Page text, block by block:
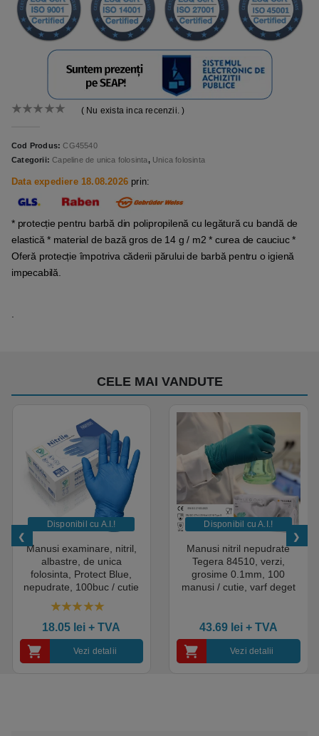
( Nu exista inca recenzii. )
Cod Produs:CG45540
Categorii:Capeline de unica folosinta, Unica folosinta
Data expediere 18.08.2026 prin:
* protecție pentru barbă din polipropilenă cu legătură cu bandă de
elastică * material de bază gros de 14 g / m2 * curea de cauciuc *
Oferă protecție împotriva căderii părului de barbă pentru o igienă
impecabilă.
CELE MAI VANDUTE
Disponibil cu A.I.​!
Manusi examinare, nitril,
albastre, de unica
folosinta, Protect Blue,
nepudrate, 100buc / cutie
pentru medical, HoReCa,
saloane si domeniul
industrial, calitate premium
18.05 lei + TVA
Vezi detalii
Disponibil cu A.I.​!
Manusi nitril nepudrate
Tegera 84510, verzi,
grosime 0.1mm, 100
manusi / cutie, varf deget
43.69 lei+ TVA
Vezi detalii